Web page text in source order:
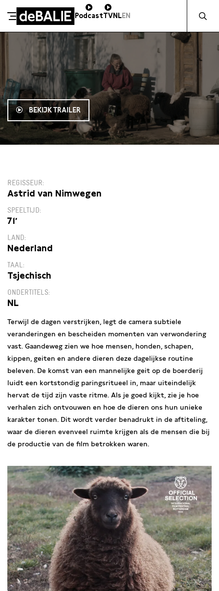
Meteen naar de content
De Balie
PodcastTVNLEN
BEKIJK TRAILER
REGISSEUR
Astrid van Nimwegen
SPEELTIJD
71′
LAND
Nederland
TAAL
Tsjechisch
ONDERTITELS
NL
Terwijl de dagen verstrijken, legt de camera subtiele
veranderingen en bescheiden momenten van verwondering
vast. Gaandeweg zien we hoe mensen, honden, schapen,
kippen, geiten en andere dieren deze dagelijkse routine
beleven. De komst van een mannelijke geit op de boerderij
luidt een kortstondig paringsritueel in, maar uiteindelijk
hervat de tijd zijn vaste ritme. Als je goed kijkt, zie je hoe
verhalen zich ontvouwen en hoe de dieren ons hun unieke
karakter tonen. Dit wordt verder benadrukt in de aftiteling,
waar de dieren evenveel ruimte krijgen als de mensen die bij
de productie van de film betrokken waren.